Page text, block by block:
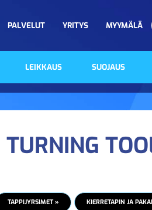
PALVELUT YRITYS MYYMÄLÄ
LEIKKAUS SUOJAUS
TAPPIJYRSIMET » KIERRETAPIN JA